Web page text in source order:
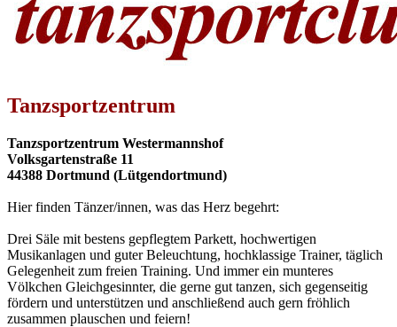
Tanzsportzentrum
Tanzsportzentrum Westermannshof
Volksgartenstraße 11
44388 Dortmund (Lütgendortmund)
Hier finden Tänzer/innen, was das Herz begehrt:
Drei Säle mit bestens gepflegtem Parkett, hochwertigen
Musikanlagen und guter Beleuchtung, hochklassige Trainer, täglich
Gelegenheit zum freien Training. Und immer ein munteres
Völkchen Gleichgesinnter, die gerne gut tanzen, sich gegenseitig
fördern und unterstützen und anschließend auch gern fröhlich
zusammen plauschen und feiern!